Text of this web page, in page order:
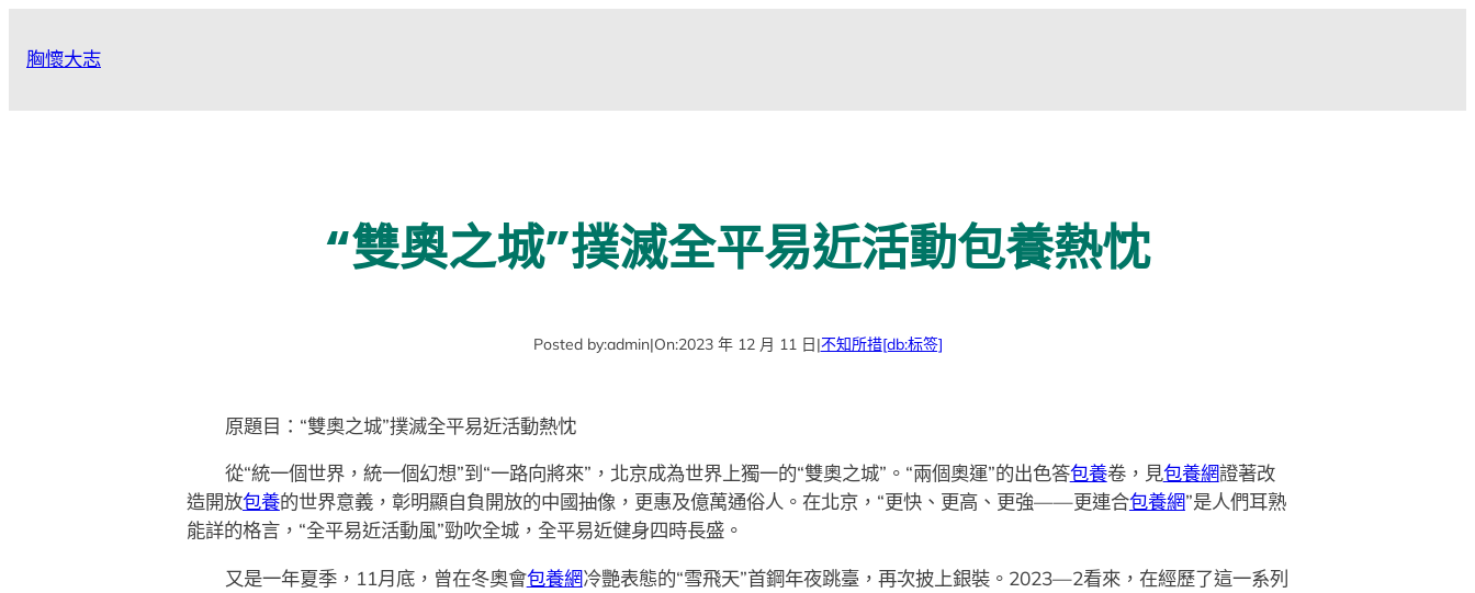
胸懷大志
“雙奧之城”撲滅全平易近活動包養熱忱
Posted by:admin|On:2023 年 12 月 11 日|不知所措[db:标签]
原題目：“雙奧之城”撲滅全平易近活動熱忱
從“統一個世界，統一個幻想”到“一路向將來”，北京成為世界上獨一的“雙奧之城”。“兩個奧運”的出色答包養卷，見包養網證著改
造開放包養的世界意義，彰明顯自負開放的中國抽像，更惠及億萬通俗人。在北京，“更快、更高、更強——更連合包養網”是人們耳熟
能詳的格言，“全平易近活動風”勁吹全城，全平易近健身四時長盛。
又是一年夏季，11月底，曾在冬奧會包養網冷艷表態的“雪飛天”首鋼年夜跳臺，再次披上銀裝。2023—2看來，在經歷了這一系列